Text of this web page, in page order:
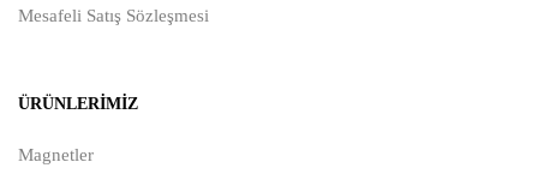
Mesafeli Satış Sözleşmesi
ÜRÜNLERIMIZ
Magnetler